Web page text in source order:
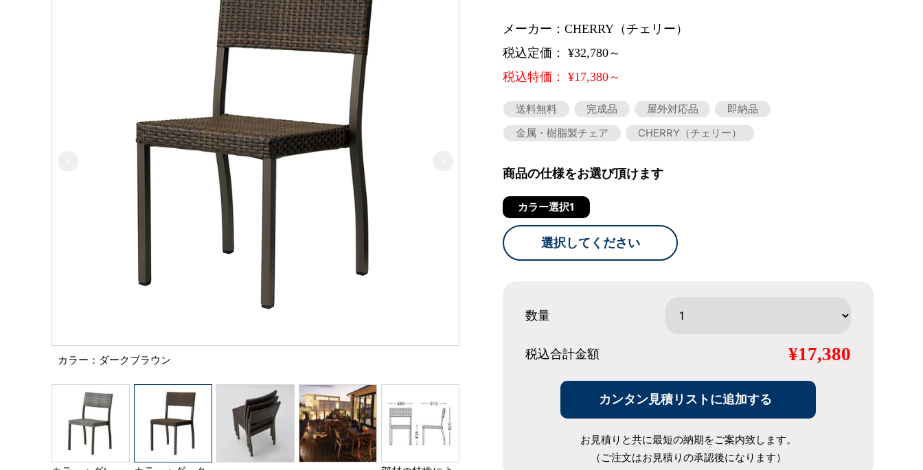
カラー：ダークブラウン
メーカー：CHERRY（チェリー）
税込定価： ¥32,780～
税込特価： ¥17,380～
送料無料 完成品 屋外対応品
即納品
金属・樹脂製チェア
CHERRY（チェリー）
商品の仕様をお選び頂けます
カラー選択1
選択してください
数量
税込合計金額 ¥17,380
カンタン見積リストに追加する
お見積りと共に最短の納期をご案内致します。
（ご注文はお見積りの承認後になります）